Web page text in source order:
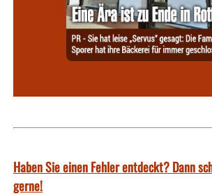
Haben Sie einen Fehler entdeckt? Dann
gerne!